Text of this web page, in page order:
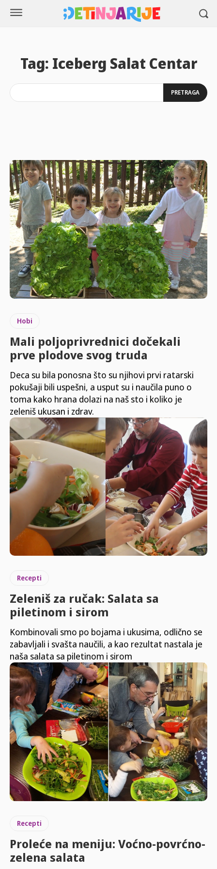
Tag: Iceberg Salat Centar
PRETRAGA
Hobi
Mali poljoprivrednici dočekali
prve plodove svog truda
Deca su bila ponosna što su njihovi prvi ratarski
pokušaji bili uspešni, a usput su i naučila puno o
toma kako hrana dolazi na naš sto i koliko je
zeleniš ukusan i zdrav.
Recepti
Zeleniš za ručak: Salata sa
piletinom i sirom
Kombinovali smo po bojama i ukusima, odlično se
zabavljali i svašta naučili, a kao rezultat nastala je
naša salata sa piletinom i sirom
Recepti
Proleće na meniju: Voćno-povrćno-
zelena salata